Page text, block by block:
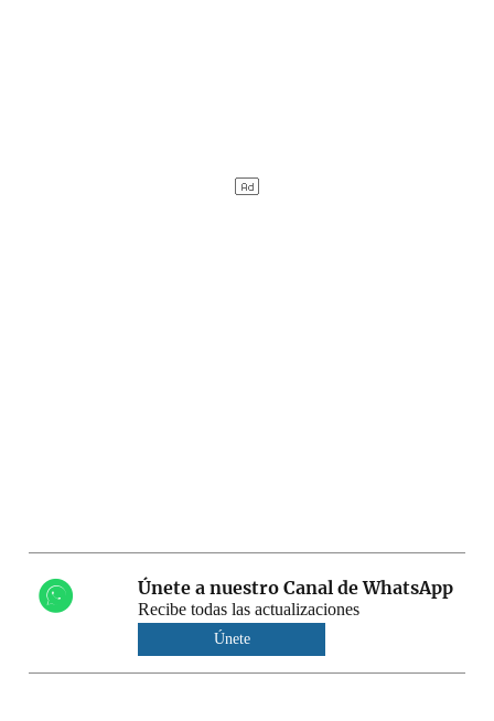
Únete a nuestro Canal de WhatsApp
Recibe todas las actualizaciones
Únete